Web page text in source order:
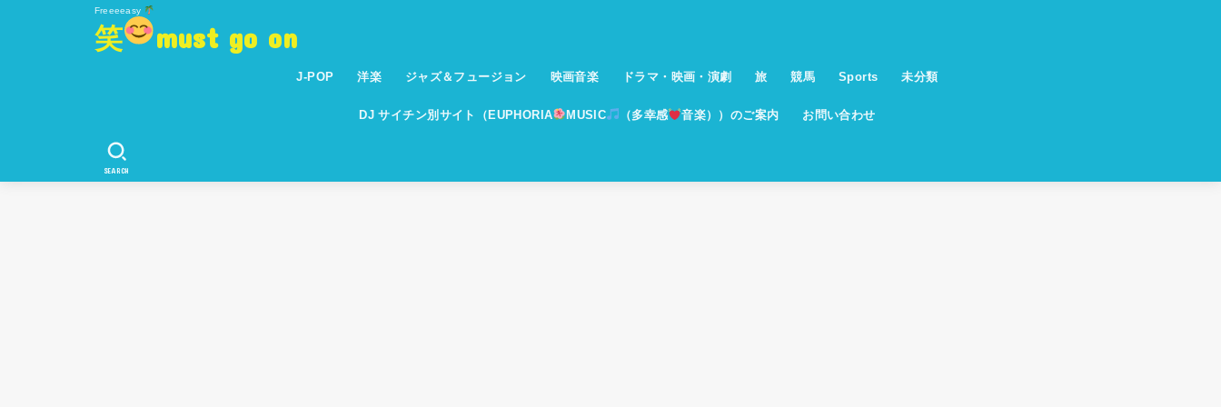
Freeeeasy
笑 must go on
J-POP 洋楽 ジャズ＆フュージョン 映画音楽 ドラマ・映画・演劇 旅 競馬 Sports 未分類
DJ サイチン別サイト（EUPHORIA MUSIC （多幸感 音楽））のご案内 お問い合わせ
SEARCH